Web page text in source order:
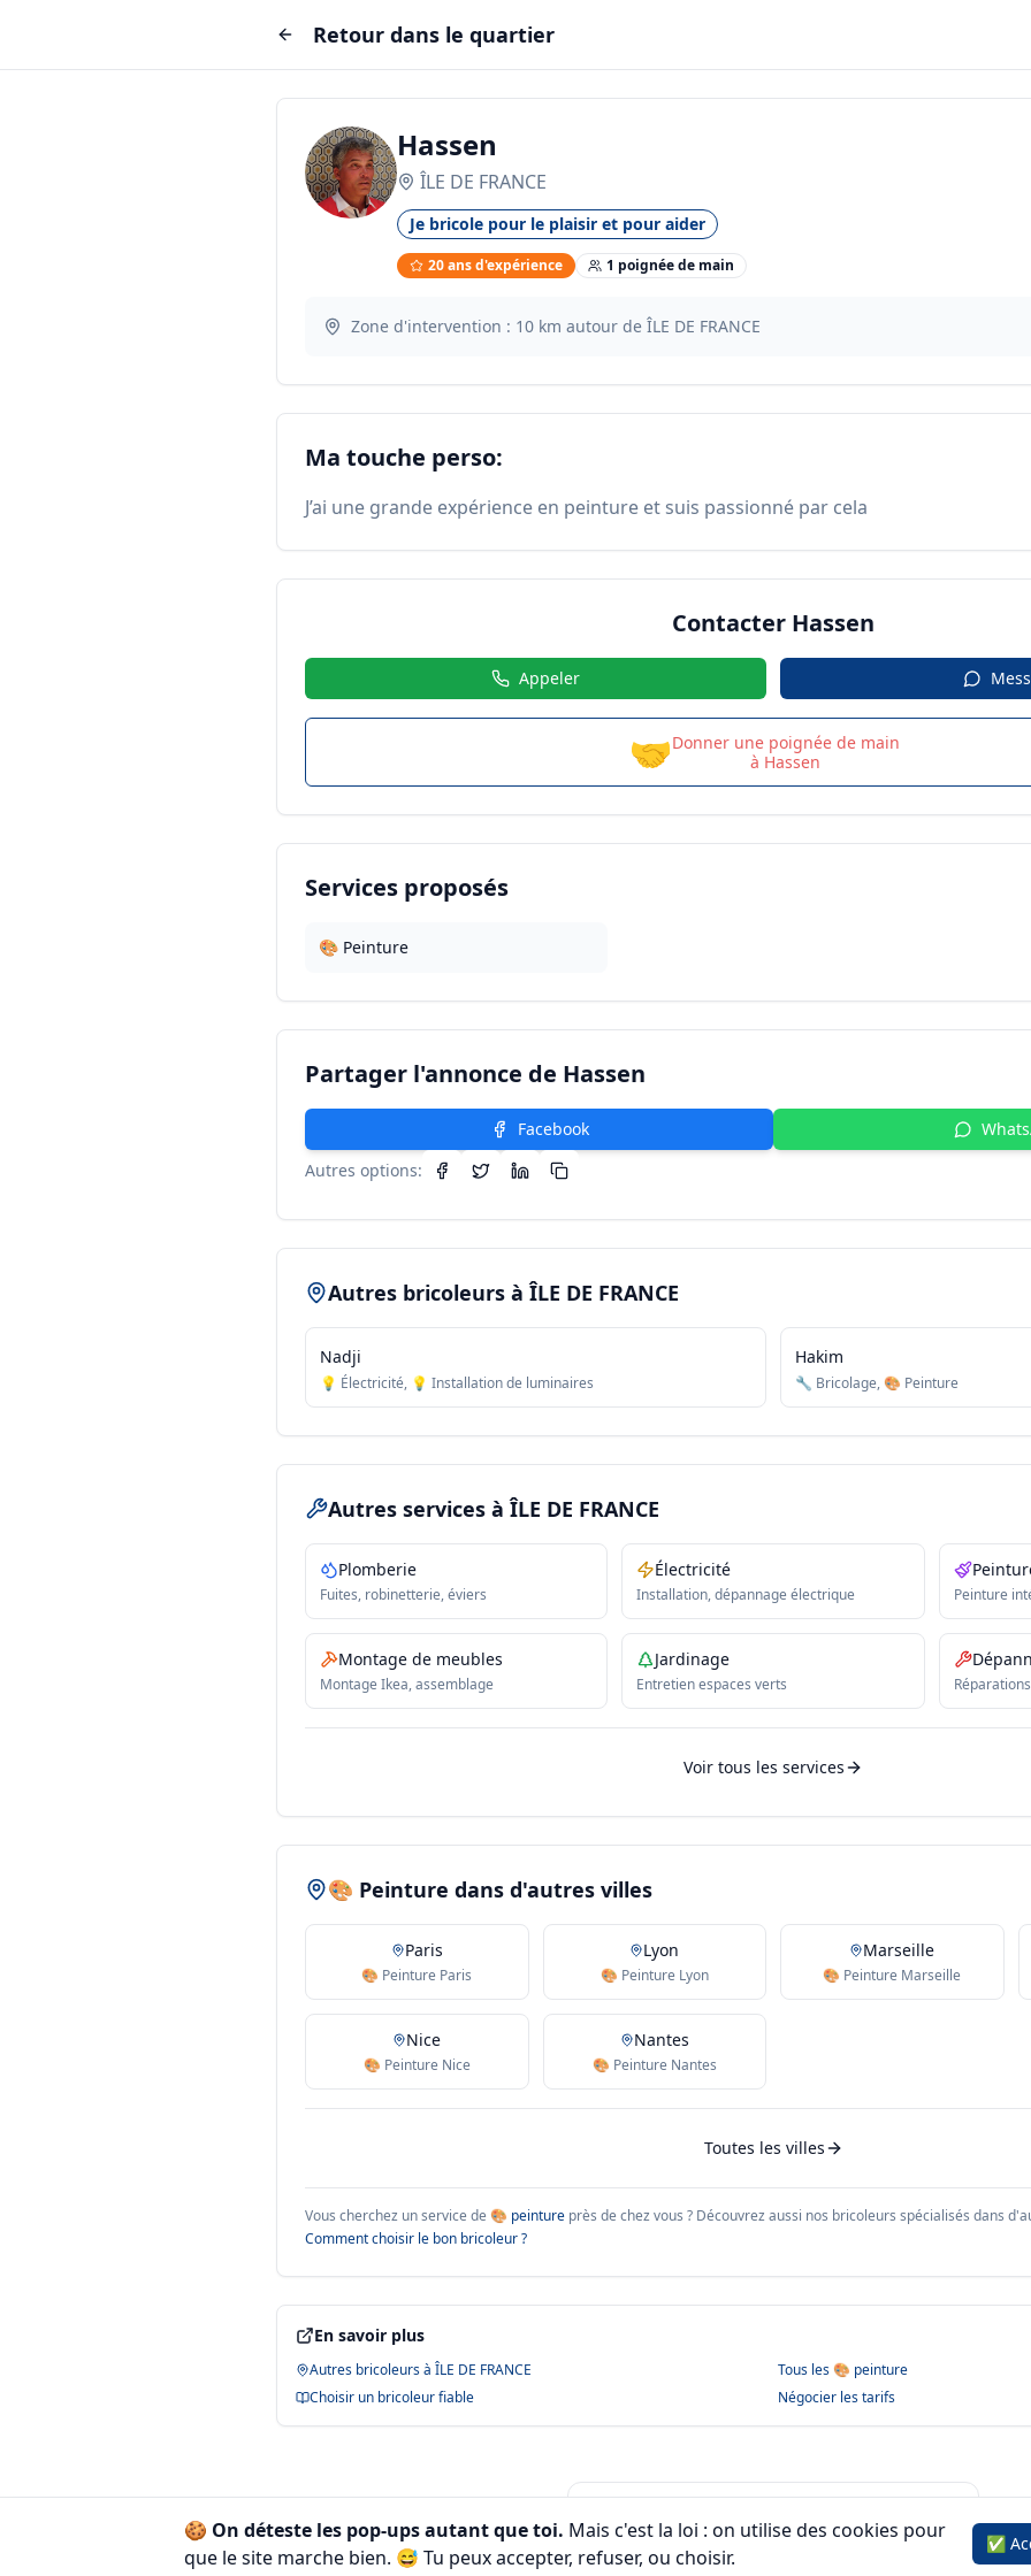
🍪 On déteste les pop-ups autant que toi. Mais c'est la loi : on utilise des cookies pour
que le site marche bien. 😅 Tu peux accepter, refuser, ou choisir.
✅
Retour dans le quartier
Hassen
ÎLE DE FRANCE
Je bricole pour le plaisir et pour aider
20ans d'expérience 1 poignéede main
Zone d'intervention : 10 km autour de ÎLE DE FRANCE
Ma touche perso:
J’ai une grande expérience en peinture et suis passionné par cela
Contacter Hassen
Appeler
🤝Donner une poignée de main
à Hassen
Services proposés
🎨 Peinture
Partager l'annonce de Hassen
Facebook
Autres options:
Autres bricoleurs àÎLE DE FRANCE
Nadji
💡 Électricité, 💡 Installation de luminaires
Hakim
🔧 Bricolage, 🎨 Peinture
Autres services à ÎLE DE FRANCE
Plomberie
Fuites, robinetterie, éviers
Électricité
Installation, dépannage électrique Peinture
Montage de meubles
Montage Ikea, assemblage
Jardinage
Entretien espaces verts
Voir tous les services
🎨 Peinture dans d'autres villes
Paris
🎨 Peinture Paris
Lyon
🎨 Peinture Lyon
Marseille
🎨 Peinture Marseille
Nice
🎨 Peinture Nice
Nantes
🎨 Peinture Nantes
Toutes les villes
Vous cherchez un service de 🎨 peinture près de chez vous ? Découvrez aussi nos bricoleurs spécialisés dans
Comment choisir le bon bricoleur ?
En savoir plus
Autres bricoleurs à ÎLE DE FRANCE Tous les🎨 peinture
Choisir un bricoleur fiable
Négocier les tarifs